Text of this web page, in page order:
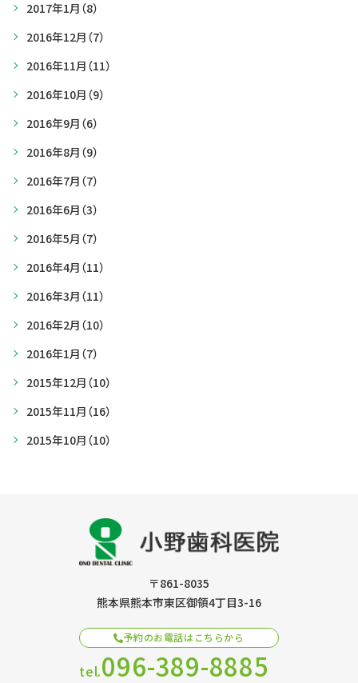
2017年1月 （8）
2016年12月 （7）
2016年11月 （11）
2016年10月 （9）
2016年9月 （6）
2016年8月 （9）
2016年7月 （7）
2016年6月 （3）
2016年5月 （7）
2016年4月 （11）
2016年3月 （11）
2016年2月 （10）
2016年1月 （7）
2015年12月 （10）
2015年11月 （16）
2015年10月 （10）
〒861-8035
熊本県熊本市東区御領4丁目3-16
予約のお電話はこちらから
tel.096-389-8885